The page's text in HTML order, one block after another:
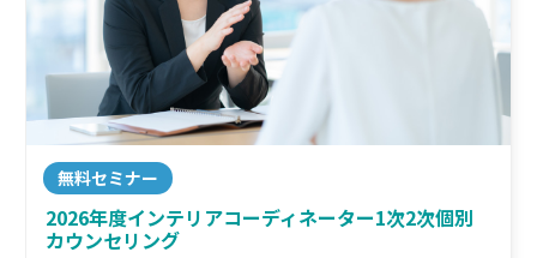
無料セミナー
2026年度インテリアコーディネーター1次2次個別
カウンセリング